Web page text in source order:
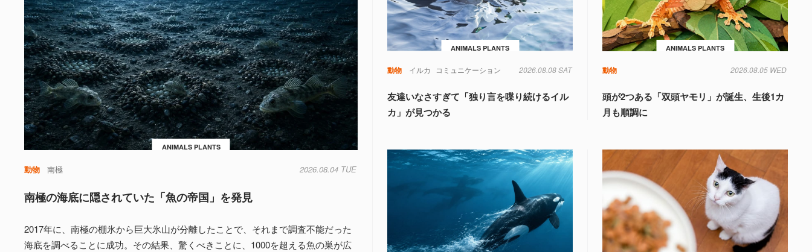
ANIMALS PLANTS
動物 南極 2026.08.04 TUE
南極の海底に隠されていた「魚の帝国」を発見
2017年に、南極の棚氷から巨大氷山が分離したことで、それまで調査不能だった
海底を調べることに成功。その結果、驚くべきことに、1000を超える魚の巣が広
ANIMALS PLANTS
動物 イルカ コミュニケーション 2026.08.08 SAT
友達いなさすぎて「独り言を喋り続けるイル
カ」が見つかる
ANIMALS PLANTS
動物 2026.08.05 WED
頭が2つある「双頭ヤモリ」が誕生、生後1カ
月も順調に